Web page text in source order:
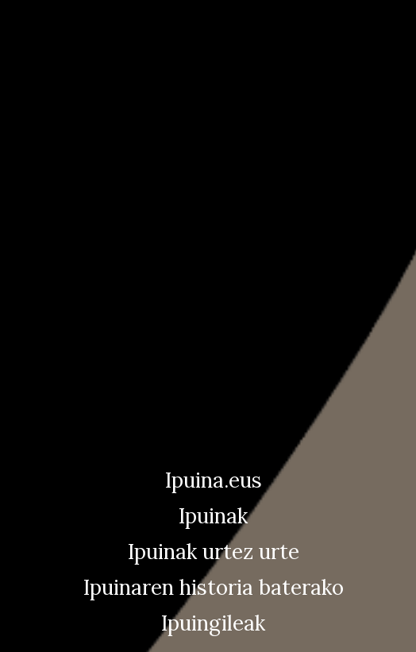
Ipuina.eus
Ipuinak
Ipuinak urtez urte
Ipuinaren historia baterako
Ipuingileak